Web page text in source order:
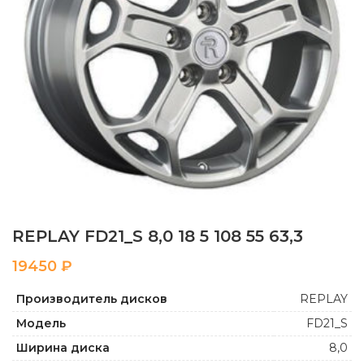
REPLAY FD21_S 8,0 18 5 108 55 63,3
₽
Производитель дисков
REPLAY
Модель
FD21_S
Ширина диска
8,0